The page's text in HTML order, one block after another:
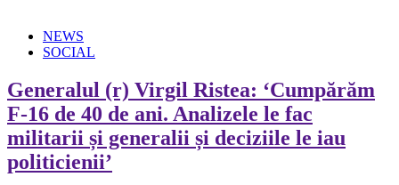
NEWS
SOCIAL
Generalul (r) Virgil Ristea: ‘Cumpărăm
F-16 de 40 de ani. Analizele le fac
militarii și generalii și deciziile le iau
politicienii’